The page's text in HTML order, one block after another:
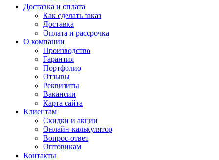
Доставка и оплата
Как сделать заказ
Доставка
Оплата и рассрочка
О компании
Производство
Гарантия
Портфолио
Отзывы
Реквизиты
Вакансии
Карта сайта
Клиентам
Скидки и акции
Онлайн-калькулятор
Вопрос-ответ
Оптовикам
Контакты